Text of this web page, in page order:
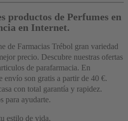
productos de Perfumes en
en Internet.
de Farmacias Trébol gran variedad
precio. Descubre nuestras ofertas
de parafarmacia. En
envío son gratis a partir de 40 €.
con total garantía y rapidez.
para ayudarte.
estilo de vida.